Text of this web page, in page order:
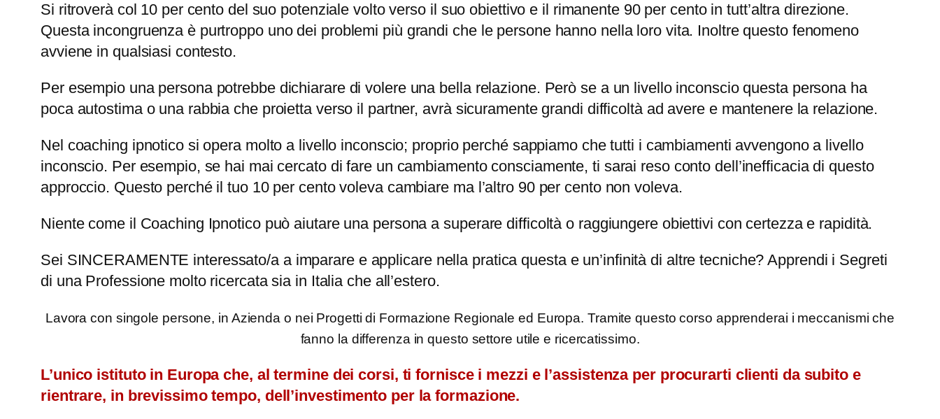
Si ritroverà col 10 per cento del suo potenziale volto verso il suo obiettivo e il rimanente 90 per cento in tutt’altra direzione.
Questa incongruenza è purtroppo uno dei problemi più grandi che le persone hanno nella loro vita. Inoltre questo fenomeno
avviene in qualsiasi contesto.
Per esempio una persona potrebbe dichiarare di volere una bella relazione. Però se a un livello inconscio questa persona ha
poca autostima o una rabbia che proietta verso il partner, avrà sicuramente grandi difficoltà ad avere e mantenere la relazione.
Nel coaching ipnotico si opera molto a livello inconscio; proprio perché sappiamo che tutti i cambiamenti avvengono a livello
inconscio. Per esempio, se hai mai cercato di fare un cambiamento consciamente, ti sarai reso conto dell’inefficacia di questo
approccio. Questo perché il tuo 10 per cento voleva cambiare ma l’altro 90 per cento non voleva.
Niente come il Coaching Ipnotico può aiutare una persona a superare difficoltà o raggiungere obiettivi con certezza e rapidità.
Sei SINCERAMENTE interessato/a a imparare e applicare nella pratica questa e un’infinità di altre tecniche? Apprendi i Segreti
di una Professione molto ricercata sia in Italia che all’estero.
Lavora con singole persone, in Azienda o nei Progetti di Formazione Regionale ed Europa. Tramite questo corso apprenderai i meccanismi che
fanno la differenza in questo settore utile e ricercatissimo.
L’unico istituto in Europa che, al termine dei corsi, ti fornisce i mezzi e l’assistenza per procurarti clienti da subito e
rientrare, in brevissimo tempo, dell’investimento per la formazione.